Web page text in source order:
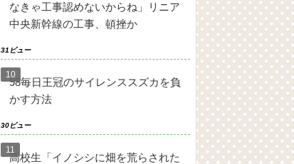
なきゃ工事認めないからね」リニア
中央新幹線の工事、頓挫か
31ビュー
98毎日王冠のサイレンススズカを負
かす方法
30ビュー
高校生「イノシシに畑を荒らされた